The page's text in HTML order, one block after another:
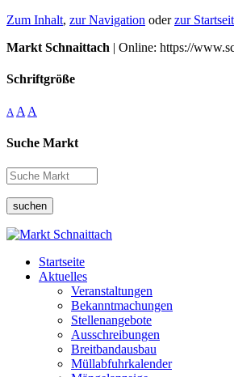
Zum Inhalt, zur Navigation oderzur
Markt Schnaittach | Online: https://
Schriftgröße
A A A
Suche Markt
suchen
Startseite
Aktuelles
Veranstaltungen
Bekanntmachungen
Stellenangebote
Ausschreibungen
Breitbandausbau
Müllabfuhrkalender